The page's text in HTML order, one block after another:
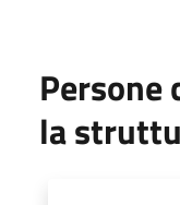
Persone
la